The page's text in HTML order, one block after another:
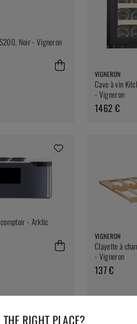
Noir - Vigneron
VIGNERON
Cave à vin
- Vigneron
1462 €
comptoir - Arktic
VIGNERON
Clayette à
- Vigneron
137 €
RIGHT PLACE?